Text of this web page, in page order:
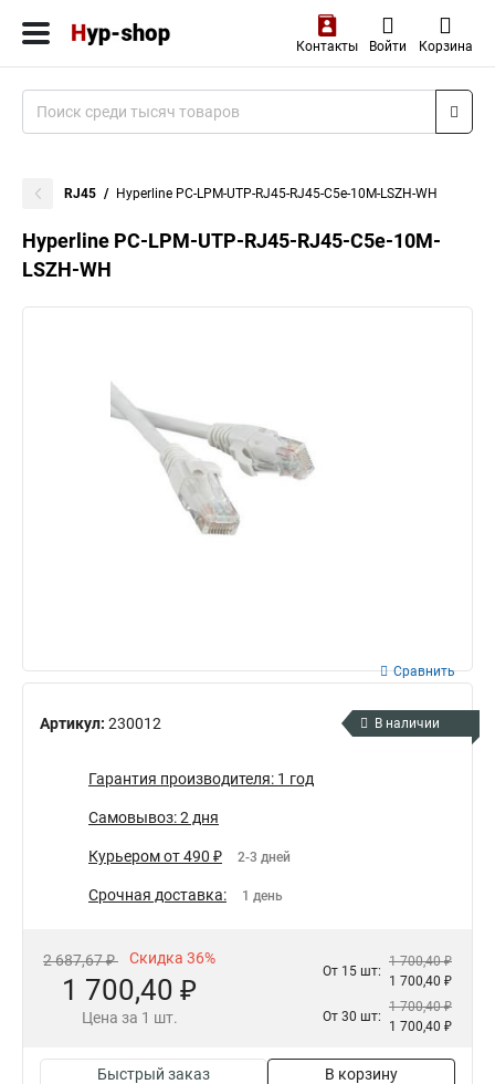
Контакты Войти Корзина
RJ45 Hyperline PC-LPM-UTP-RJ45-RJ45-C5e-10M-LSZH-WH
Hyperline PC-LPM-UTP-RJ45-RJ45-C5e-10M-
LSZH-WH
Артикул: 230012
Сравнить
В наличии
Гарантия производителя: 1 год
Самовывоз: 2 дня
Курьером от 490 ₽ 2-3 дней
Срочная доставка: 1 день
2 687,67 ₽ Скидка 36%
1 700,40 ₽
Цена за 1 шт.
От 15 шт:
1 700,40 ₽
1 700,40 ₽
От 30 шт:
1 700,40 ₽
1 700,40 ₽
Быстрый заказ В корзину